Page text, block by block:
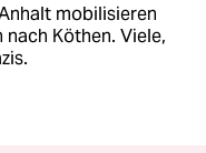
mobilisieren
Köthen. Viele,